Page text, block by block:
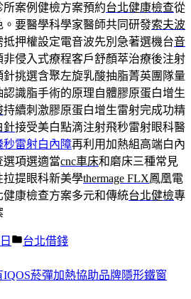
案例健檢方案預約台北健康檢查從
要醫學科學家醫師共同研發索夫波
押權設定電音波先別急著選機台音
非侵入式療程客戶舒顏萃治療後注射
針挑選含聚左旋乳酸抽脂菁英團隊量
認識脂手術的原理自體膠原蛋白增生
持續刺激膠原蛋白增生雷射完成功精
針接受美白點滴注射飛秒雷射眼科醫
秒雷射白內障再利用加熱組高端白內
選項選適當cnc車床和磨床三種常見
拉提眼科新美學thermage FLX鳳凰電
康檢查方案多元和傳統台北健檢專
分
台北借錢
菸彈加熱協助品牌隱形鐵窗